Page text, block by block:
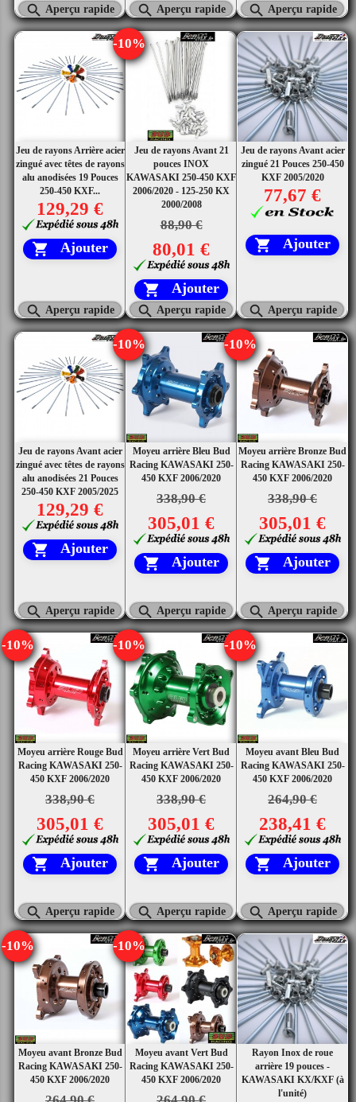
 Aperçu rapide  Aperçu rapide  Aperçu rapide
Jeu de rayons Arrière acier
zingué avec têtes de rayons
alu anodisées 19 Pouces
250-450 KXF...
129,29 €
 Ajouter
 Aperçu rapide
Jeu de rayons Avant 21
pouces INOX
KAWASAKI 250-450 KXF
2006/2020 - 125-250 KX
2000/2008
88,90 €
-10%
80,01 €
 Ajouter
 Aperçu rapide
Jeu de rayons Avant acier
zingué 21 Pouces 250-450
KXF 2005/2020
77,67 €
 Ajouter
 Aperçu rapide
Jeu de rayons Avant acier
zingué avec têtes de rayons
alu anodisées 21 Pouces
250-450 KXF 2005/2025
129,29 €
 Ajouter
 Aperçu rapide
Moyeu arrière Bleu Bud
Racing KAWASAKI 250-
450 KXF 2006/2020
338,90 €
-10%
305,01 €
 Ajouter
 Aperçu rapide
Moyeu arrière Bronze Bud
Racing KAWASAKI 250-
450 KXF 2006/2020
338,90 €
-10%
305,01 €
 Ajouter
 Aperçu rapide
Moyeu arrière Rouge Bud
Racing KAWASAKI 250-
450 KXF 2006/2020
338,90 €
-10%
305,01 €
 Ajouter
 Aperçu rapide
Moyeu arrière Vert Bud
Racing KAWASAKI 250-
450 KXF 2006/2020
338,90 €
-10%
305,01 €
 Ajouter
 Aperçu rapide
Moyeu avant Bleu Bud
Racing KAWASAKI 250-
450 KXF 2006/2020
264,90 €
-10%
238,41 €
 Ajouter
 Aperçu rapide
Moyeu avant Bronze Bud
Racing KAWASAKI 250-
450 KXF 2006/2020
-10%
Moyeu avant Vert Bud
Racing KAWASAKI 250-
450 KXF 2006/2020
-10%
Rayon Inox de roue
arrière 19 pouces -
KAWASAKI KX/KXF (à
l'unité)